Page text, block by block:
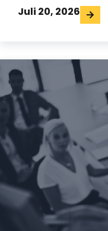
Juli 20, 2026